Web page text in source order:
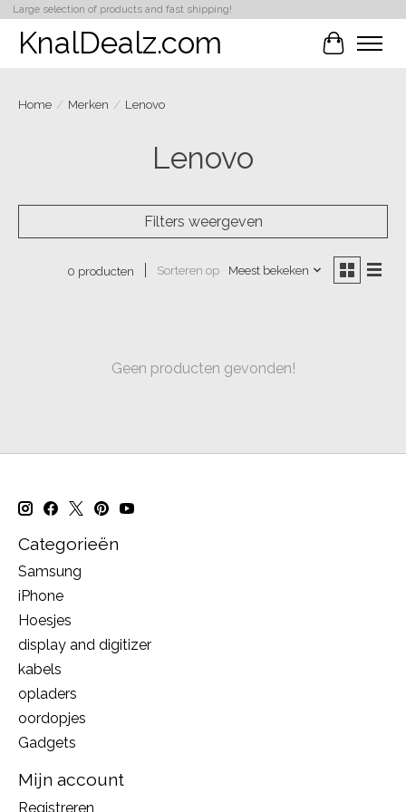
Large selection of products and fast shipping!
KnalDealz.com
Home / Merken / Lenovo
Lenovo
Filters weergeven
0 producten Sorteren op Meest bekeken
Geen producten gevonden!
Categorieën
Samsung
iPhone
Hoesjes
display and digitizer
kabels
opladers
oordopjes
Gadgets
Mijn account
Registreren